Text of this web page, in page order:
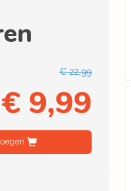
€ 22,99
€ 9,99